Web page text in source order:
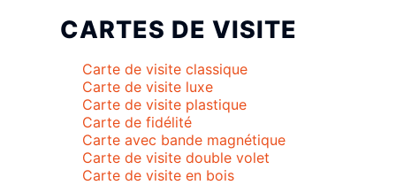
CARTES DE VISITE
Carte de visite classique
Carte de visite luxe
Carte de visite plastique
Carte de fidélité
Carte avec bande magnétique
Carte de visite double volet
Carte de visite en bois